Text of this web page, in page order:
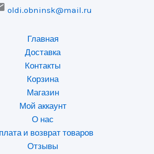
oldi.obninsk@mail.ru
Главная
Доставка
Контакты
Корзина
Магазин
Мой аккаунт
О нас
и возврат товаров
Отзывы